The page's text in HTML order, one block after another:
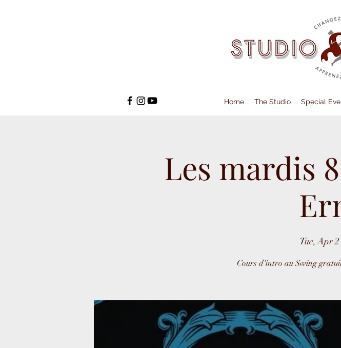
Home The Studio Special
Les mardis
Tue, Apr
Cours d'intro au Swing